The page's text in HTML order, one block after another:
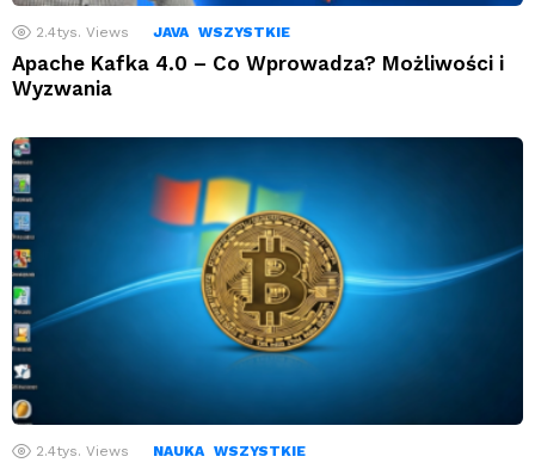
2.4tys. Views JAVA WSZYSTKIE
Apache Kafka 4.0 – Co Wprowadza? Możliwości i
Wyzwania
2.4tys. Views NAUKA WSZYSTKIE